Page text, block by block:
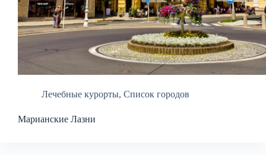
Лечебные курорты, Список городов
Марианские Лазни